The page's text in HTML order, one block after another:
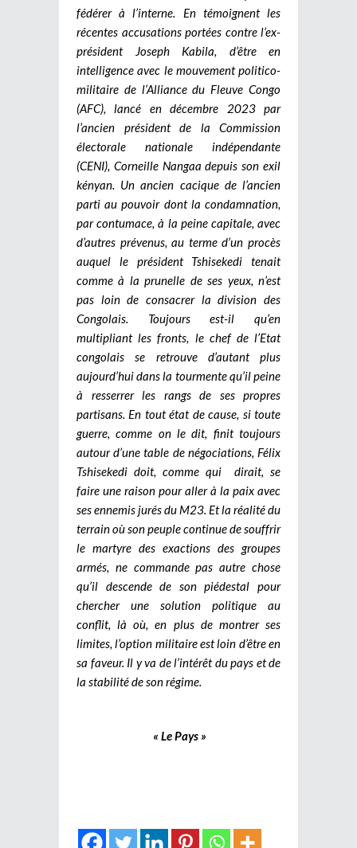
fédérer à l’interne. En témoignent les
récentes accusations portées contre l’ex-
président Joseph Kabila, d’être en
intelligence avec le mouvement politico-
militaire de l’Alliance du Fleuve Congo
(AFC), lancé en décembre 2023 par
l’ancien président de la Commission
électorale nationale indépendante
(CENI), Corneille Nangaa depuis son exil
kényan. Un ancien cacique de l’ancien
parti au pouvoir dont la condamnation,
par contumace, à la peine capitale, avec
d’autres prévenus, au terme d’un procès
auquel le président Tshisekedi tenait
comme à la prunelle de ses yeux, n’est
pas loin de consacrer la division des
Congolais. Toujours est-il qu’en
multipliant les fronts, le chef de l’Etat
congolais se retrouve d’autant plus
aujourd’hui dans la tourmente qu’il peine
à resserrer les rangs de ses propres
partisans. En tout état de cause, si toute
guerre, comme on le dit, finit toujours
autour d’une table de négociations, Félix
Tshisekedi doit, comme qui dirait, se
faire une raison pour aller à la paix avec
ses ennemis jurés du M23. Et la réalité du
terrain où son peuple continue de souffrir
le martyre des exactions des groupes
armés, ne commande pas autre chose
qu’il descende de son piédestal pour
chercher une solution politique au
conflit, là où, en plus de montrer ses
limites, l’option militaire est loin d’être en
sa faveur. Il y va de l’intérêt du pays et de
la stabilité de son régime.
« Le Pays »